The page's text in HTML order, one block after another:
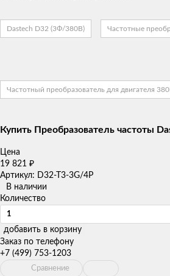
Dastech D32 (3Ф/380В) Частотные
Частотный преобразователь для двигателя
Купить Преобразователь частоты
Цена
19 821 ₽
Артикул: D32-T3-3G/4P
В наличии
Количество
добавить в корзину
Заказ по телефону
+7 (499) 753-1203
Сравнение